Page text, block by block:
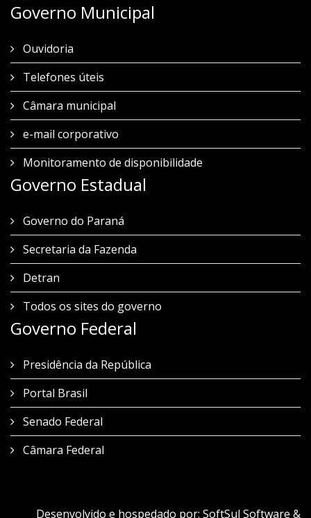
Governo Municipal
Ouvidoria
Telefones úteis
Câmara municipal
e-mail corporativo
Monitoramento de disponibilidade
Governo Estadual
Governo do Paraná
Secretaria da Fazenda
Detran
Todos os sites do governo
Governo Federal
Presidência da República
Portal Brasil
Senado Federal
Câmara Federal
Desenvolvido e hospedado por: SoftSul Software &